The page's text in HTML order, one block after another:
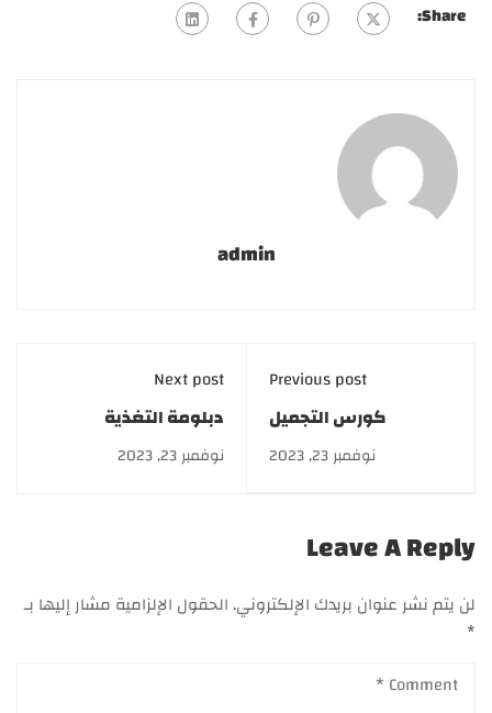
Share:
admin
Previous post
كورس التجميل
النسائي | Aesthetic
Gynecologyنوفمبر 23, 2023
Next post
دبلومة التغذية
الرياضية الشاملة
بخصومات تصل إلى
نوفمبر 23, 2023
Leave A Reply
لن يتم نشر عنوان بريدك الإلكتروني.الحقول الإلزامية مشار إليها بـ
*